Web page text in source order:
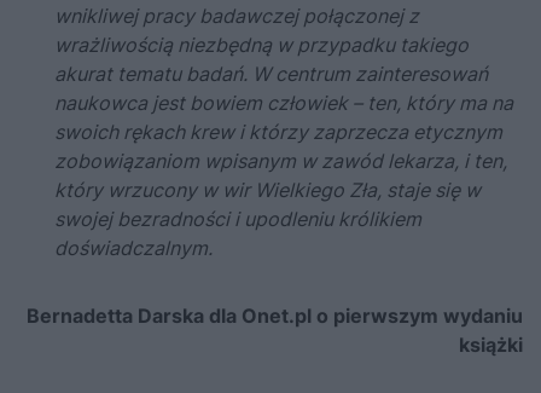
wnikliwej pracy badawczej połączonej z
wrażliwością niezbędną w przypadku takiego
akurat tematu badań. W centrum zainteresowań
naukowca jest bowiem człowiek – ten, który ma na
swoich rękach krew i którzy zaprzecza etycznym
zobowiązaniom wpisanym w zawód lekarza, i ten,
który wrzucony w wir Wielkiego Zła, staje się w
swojej bezradności i upodleniu królikiem
doświadczalnym.
Bernadetta Darska dla Onet.pl o pierwszym wydaniu
książki